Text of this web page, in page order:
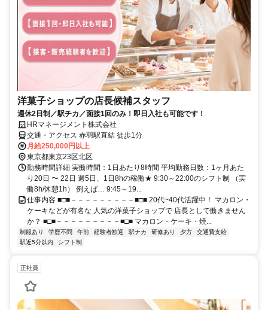
洋菓子ショップの店長候補スタッフ
週休2日制／駅チカ／面接1回のみ！即日入社も可能です！
HRマネージメント株式会社
交通・アクセス 赤羽駅直結 徒歩1分
月給250,000円以上
東京都東京23区北区
勤務時間詳細 実働時間：1日あたり8時間 平均勤務日数：1ヶ月あた
り20日 〜 22日 週5日、1日8hの稼働★ 9:30～22:00のシフト制 （実
働8h/休憩1h） 例えば… 9:45～19...
仕事内容 ■□■－－－－－－－－－■□■ 20代~40代活躍中！ マカロン・
ケーキなどが有名な 人気の洋菓子ショップで 店長として働きません
か？ ■□■－－－－－－－－－■□■ マカロン・ケーキ・焼...
制服あり 学歴不問 午前 経験者歓迎 駅ナカ 研修あり 夕方
交通費支給
駅近5分以内
シフト制
正社員